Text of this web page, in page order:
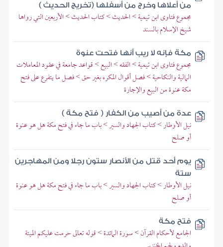
من أعلاها وخرج من أسفلها (تخريج الحديث )
مجموع فتاوى ابن تيمية > الحديث > كتاب الحديث > الأربعين التي رواها
شيخ الإسلام بالسند
مكة فإنه لا ريب أنها فتحت عنوة
مجموع فتاوى ابن تيمية > الفقه > البيع > قواعد جامعة في عقود المعاملات
المالية والنكاحية > فصل أقوال المكره بغير حق > فصل ما يتفرع على فتح
مكة عنوة من البيع والإجارة
عدة من أصيب من الكفار ( فتح مكة )
نيل الأوطار > كتاب الجهاد والسير > باب ما جاء في فتح مكة هل هو عنوة
أو صلح
يوم أحد قتل من الأنصار ستون رجلا ومن المهاجرين
ستة
نيل الأوطار > كتاب الجهاد والسير > باب ما جاء في فتح مكة هل هو عنوة
أو صلح
فتح مكة
الجامع لأحكام القرآن > سورة المائدة > قوله تعالى حرمت عليكم الميتة